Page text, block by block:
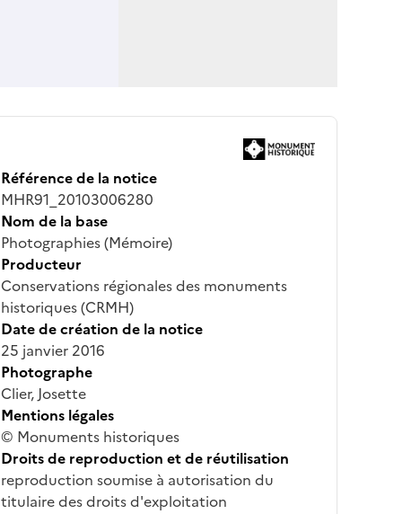
Référence de la notice
MHR91_20103006280
Nom de la base
Photographies (Mémoire)
Producteur
Conservations régionales des monuments
historiques (CRMH)
Date de création de la notice
25 janvier 2016
Photographe
Clier, Josette
Mentions légales
© Monuments historiques
Droits de reproduction et de réutilisation
reproduction soumise à autorisation du
titulaire des droits d'exploitation